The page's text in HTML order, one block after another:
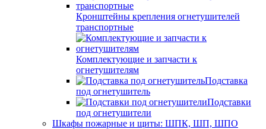
Кронштейны крепления огнетушителей
транспортные
Комплектующие и запчасти к
огнетушителям
Подставка
под огнетушитель
Подставки
под огнетушители
Шкафы пожарные и щиты: ШПК, ШП, ШПО